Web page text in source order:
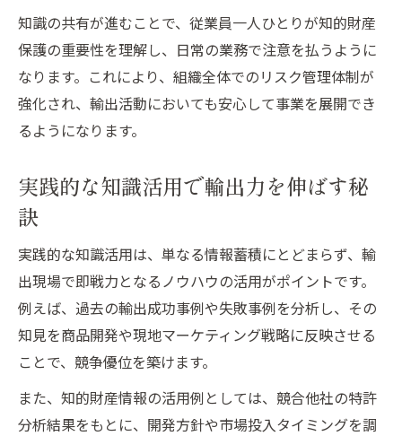
知識の共有が進むことで、従業員一人ひとりが知的財産
保護の重要性を理解し、日常の業務で注意を払うように
なります。これにより、組織全体でのリスク管理体制が
強化され、輸出活動においても安心して事業を展開でき
るようになります。
実践的な知識活用で輸出力を伸ばす秘
訣
実践的な知識活用は、単なる情報蓄積にとどまらず、輸
出現場で即戦力となるノウハウの活用がポイントです。
例えば、過去の輸出成功事例や失敗事例を分析し、その
知見を商品開発や現地マーケティング戦略に反映させる
ことで、競争優位を築けます。
また、知的財産情報の活用例としては、競合他社の特許
分析結果をもとに、開発方針や市場投入タイミングを調